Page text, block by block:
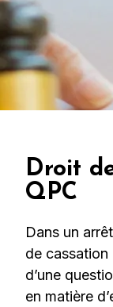
Droit
QPC
Dans un
de cassation
d’une
en matière